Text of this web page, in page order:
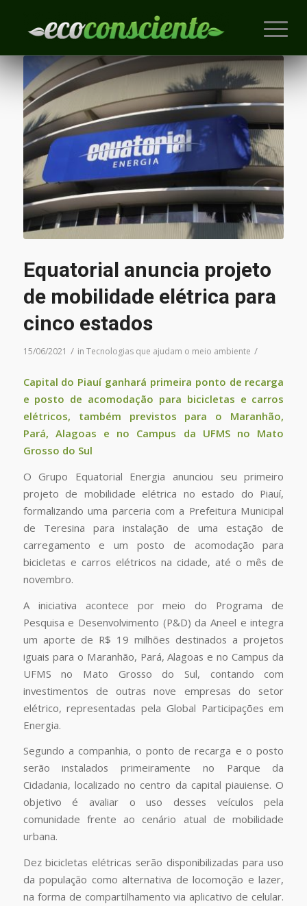
Equatorial anuncia projeto
de mobilidade elétrica para
cinco estados
15/06/2021 / in Tecnologias que ajudam o meio ambiente /
Capital do Piauí ganhará primeira ponto de recarga
e posto de acomodação para bicicletas e carros
elétricos, também previstos para o Maranhão,
Pará, Alagoas e no Campus da UFMS no Mato
Grosso do Sul
O Grupo Equatorial Energia anunciou seu primeiro
projeto de mobilidade elétrica no estado do Piauí,
formalizando uma parceria com a Prefeitura Municipal
de Teresina para instalação de uma estação de
carregamento e um posto de acomodação para
bicicletas e carros elétricos na cidade, até o mês de
novembro.
A iniciativa acontece por meio do Programa de
Pesquisa e Desenvolvimento (P&D) da Aneel e integra
um aporte de R$ 19 milhões destinados a projetos
iguais para o Maranhão, Pará, Alagoas e no Campus da
UFMS no Mato Grosso do Sul, contando com
investimentos de outras nove empresas do setor
elétrico, representadas pela Global Participações em
Energia.
Segundo a companhia, o ponto de recarga e o posto
serão instalados primeiramente no Parque da
Cidadania, localizado no centro da capital piauiense. O
objetivo é avaliar o uso desses veículos pela
comunidade frente ao cenário atual de mobilidade
urbana.
Dez bicicletas elétricas serão disponibilizadas para uso
da população como alternativa de locomoção e lazer,
na forma de compartilhamento via aplicativo de celular.